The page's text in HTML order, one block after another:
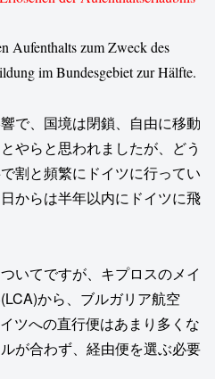
Aufenthalts zum Zweck des
im Bundesgebiet zur Hälfte.
で、国境は閉鎖、自由に移動
やらと思われましたが、どう
割と頻繁にドイツに行ってい
からは半年以内にドイツに飛
いてですが、キプロスのメイ
から、ブルガリア航空
ツへの直行便はあまり多くな
が合わず、経由便を選ぶ必要